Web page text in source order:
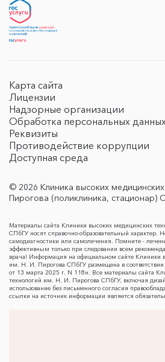
Карта сайта
Лицензии
Надзорные организации
Обработка персональных
Реквизиты
Противодействие коррупции
Доступная среда
© 2026 Клиника высоких
Пирогова (поликлиника, стационар)
Материалы сайта Клиники высоких медицинских
СПбГУ носят справочно-образовательный характер.
самодиагностики или самолечения. Помните -
эффективным только при следовании всем
врача! Информация на официальном сайте Клиники
им. Н. И. Пирогова СПбГУ размещена в
от 13 марта 2025 г. N 118н. Все материалы сайта
технологий им. Н. И. Пирогова СПбГУ, включая
использование без письменного согласия
ссылки на источник информации является